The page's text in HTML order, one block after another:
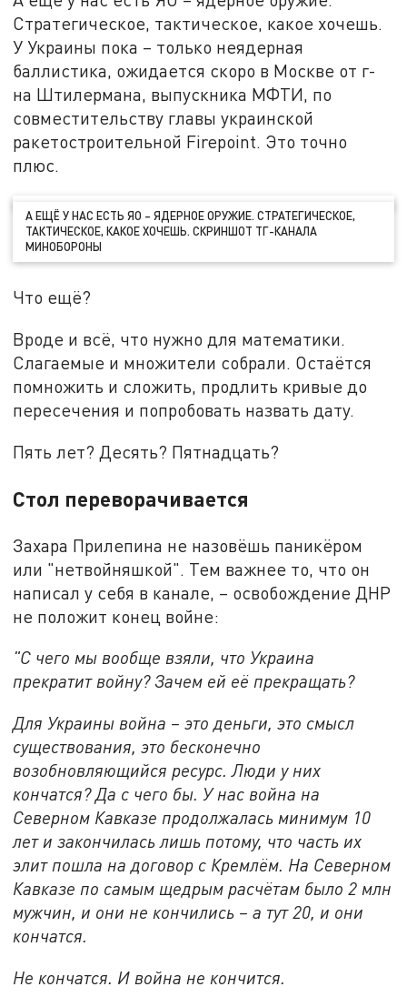
Стратегическое, тактическое, какое хочешь.
У Украины пока – только неядерная
баллистика, ожидается скоро в Москве от г-
на Штилермана, выпускника МФТИ, по
совместительству главы украинской
ракетостроительной Firepoint. Это точно
плюс.
А ЕЩЁ У НАС ЕСТЬ ЯО – ЯДЕРНОЕ ОРУЖИЕ. СТРАТЕГИЧЕСКОЕ,
ТАКТИЧЕСКОЕ, КАКОЕ ХОЧЕШЬ. СКРИНШОТ ТГ-КАНАЛА
МИНОБОРОНЫ
Что ещё?
Вроде и всё, что нужно для математики.
Слагаемые и множители собрали. Остаётся
помножить и сложить, продлить кривые до
пересечения и попробовать назвать дату.
Пять лет? Десять? Пятнадцать?
Стол переворачивается
Захара Прилепина не назовёшь паникёром
или "нетвойняшкой". Тем важнее то, что он
написал у себя в канале, – освобождение ДНР
не положит конец войне:
"С чего мы вообще взяли, что Украина
прекратит войну? Зачем ей её прекращать?
Для Украины война – это деньги, это смысл
существования, это бесконечно
возобновляющийся ресурс. Люди у них
кончатся? Да с чего бы. У нас война на
Северном Кавказе продолжалась минимум 10
лет и закончилась лишь потому, что часть их
элит пошла на договор с Кремлём. На Северном
Кавказе по самым щедрым расчётам было 2 млн
мужчин, и они не кончились – а тут 20, и они
кончатся.
Не кончатся. И война не кончится.